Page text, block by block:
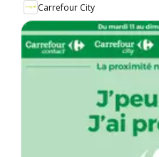
Carrefour City